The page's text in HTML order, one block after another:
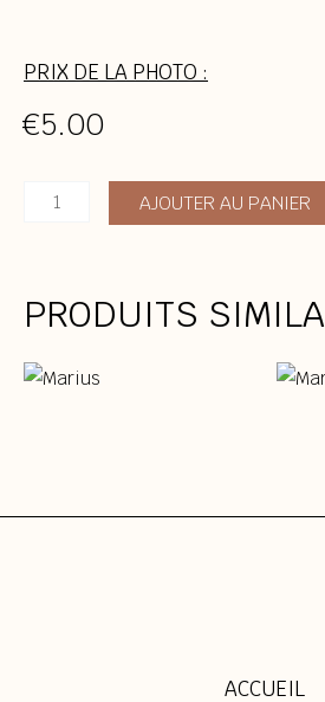
PRIX DE LA PHOTO :
€5.00
quantité
AJOUTER AU PANIER
PRODUITS
ACCUEIL